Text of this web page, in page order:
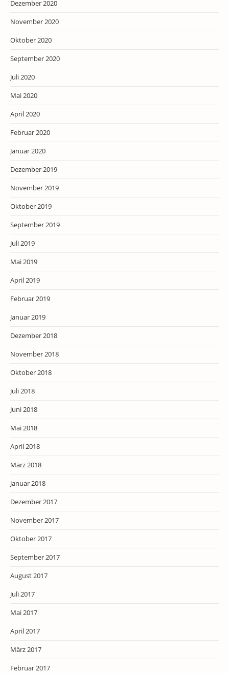
Dezember 2020
November 2020
Oktober 2020
September 2020
Juli 2020
Mai 2020
April 2020
Februar 2020
Januar 2020
Dezember 2019
November 2019
Oktober 2019
September 2019
Juli 2019
Mai 2019
April 2019
Februar 2019
Januar 2019
Dezember 2018
November 2018
Oktober 2018
Juli 2018
Juni 2018
Mai 2018
April 2018
März 2018
Januar 2018
Dezember 2017
November 2017
Oktober 2017
September 2017
August 2017
Juli 2017
Mai 2017
April 2017
März 2017
Februar 2017